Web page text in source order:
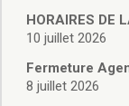
Plan
HORAIRES DE
10 juillet 2026
Fermeture
8 juillet 2026